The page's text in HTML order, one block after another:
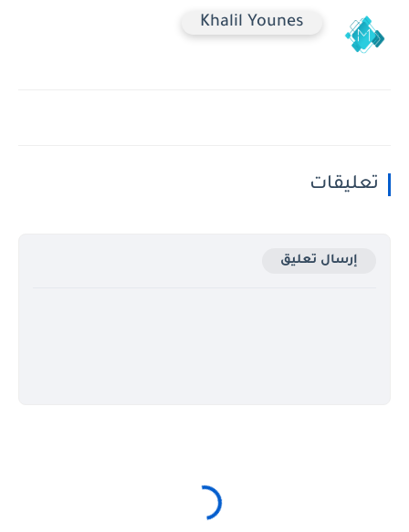
Khalil Younes
تعليقات
إرسال تعليق